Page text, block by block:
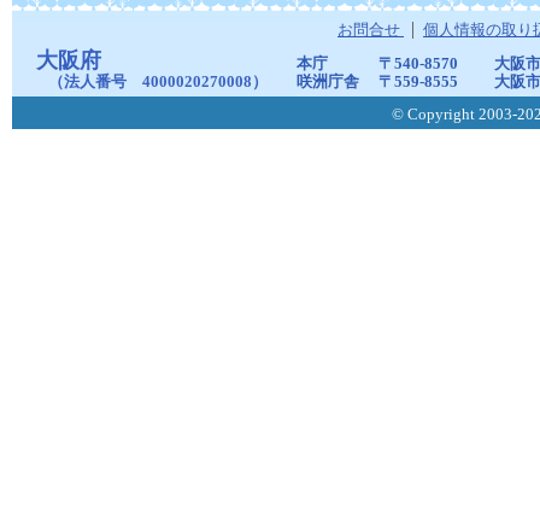
お問合せ 個人情報の取り
大阪府
（法人番号 4000020270008）
本庁 〒540-8570
大阪
咲洲庁舎
〒559-8555
大阪
© Copyright 2003-